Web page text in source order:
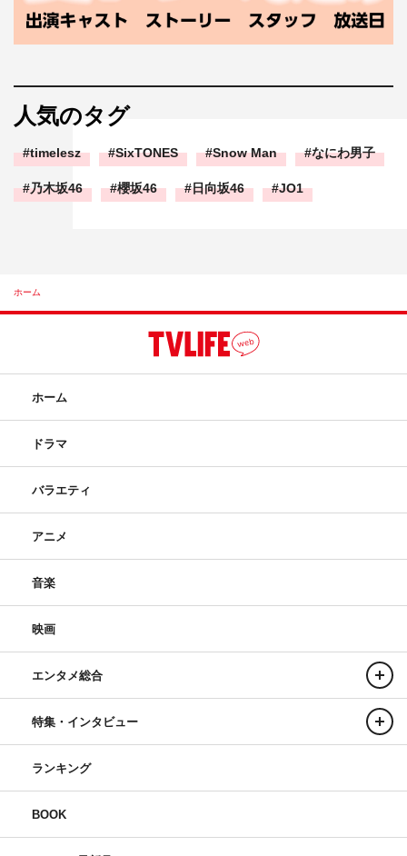
人気のタグ
timelesz SixTONES Snow Man なにわ男子
乃木坂46 櫻坂46 日向坂46 JO1
ホーム
ホーム
ドラマ
バラエティ
アニメ
音楽
映画
エンタメ総合
特集・インタビュー
ランキング
BOOK